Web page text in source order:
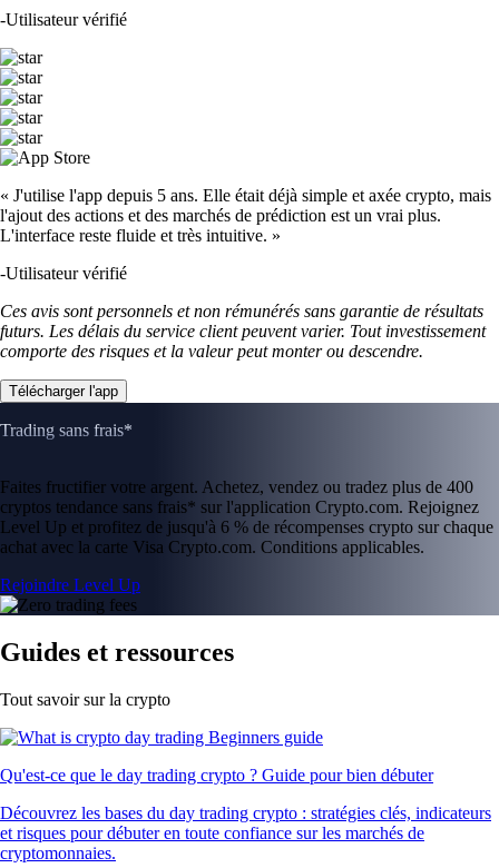
-Utilisateur vérifié
« J'utilise l'app depuis 5 ans. Elle était déjà simple et axée crypto, mais
l'ajout des actions et des marchés de prédiction est un vrai plus.
L'interface reste fluide et très intuitive. »
-Utilisateur vérifié
Ces avis sont personnels et non rémunérés sans garantie de résultats
futurs. Les délais du service client peuvent varier. Tout investissement
comporte des risques et la valeur peut monter ou descendre.
Télécharger l'app
Trading sans frais*
Faites fructifier votre argent. Achetez, vendez ou tradez plus de 400
cryptos tendance sans frais* sur l'application Crypto.com. Rejoignez
Level Up et profitez de jusqu'à 6 % de récompenses crypto sur chaque
achat avec la carte Visa Crypto.com. Conditions applicables.
Rejoindre Level Up
Guides et ressources
Tout savoir sur la crypto
Qu'est-ce que le day trading crypto ? Guide pour bien débuter
Découvrez les bases du day trading crypto : stratégies clés, indicateurs
et risques pour débuter en toute confiance sur les marchés de
cryptomonnaies.